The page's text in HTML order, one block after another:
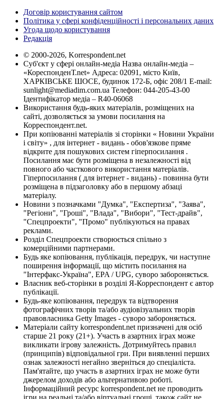
Договір користування сайтом
Політика у сфері конфіденційності і персональних даних
Угода щодо користування
Редакція
© 2000-2026, Korrespondent.net
Суб'єкт у сфері онлайн-медіа Назва онлайн-медіа –
«КореспонденТ.net» Адреса: 02091, місто Київ,
ХАРКІВСЬКЕ ШОСЕ, будинок 172-Б, офіс 208/1 E-mail:
sunlight@mediadim.com.ua Телефон: 044-205-43-00
Ідентифікатор медіа – R40-06068
Використання будь-яких матеріалів, розміщених на
сайті, дозволяється за умови посилання на
Корреспондент.net.
При копіюванні матеріалів зі сторінки « Новини України
і світу» , для інтернет - видань - обов'язкове пряме
відкрите для пошукових систем гіперпосилання .
Посилання має бути розміщена в незалежності від
повного або часткового використання матеріалів.
Гіперпосилання ( для інтернет - видань) - повинна бути
розміщена в підзаголовку або в першому абзаці
матеріалу.
Новини з позначками "Думка", "Експертиза", "Заява",
"Регіони", "Гроші", "Влада", "Вибори", "Тест-драйв",
"Спецпроекти", "Промо" публікуються на правах
реклами.
Розділ Спецпроекти створюється спільно з
комерційними партнерами.
Будь яке копіювання, публікація, передрук, чи наступне
поширення інформації, що містить посилання на
"Інтерфакс-Україна", EPA / UPG, суворо забороняється.
Власник веб-сторінки в розділі Я-Корреспондент є автор
публікації.
Будь-яке копіювання, передрук та відтворення
фотографічних творів та/або аудіовізуальних творів
правовласника Getty Images - суворо забороняється.
Матеріали сайту korrespondent.net призначені для осіб
старше 21 року (21+). Участь в азартних іграх може
викликати ігрову залежність. Дотримуйтесь правил
(принципів) відповідальної гри. При виявленні перших
ознак залежності негайно зверніться до спеціаліста.
Пам'ятайте, що участь в азартних іграх не може бути
джерелом доходів або альтернативою роботі.
Інформаційний ресурс korrespondent.net не проводить
ігри на реальні та/або віртуальні гроші, також сайт не